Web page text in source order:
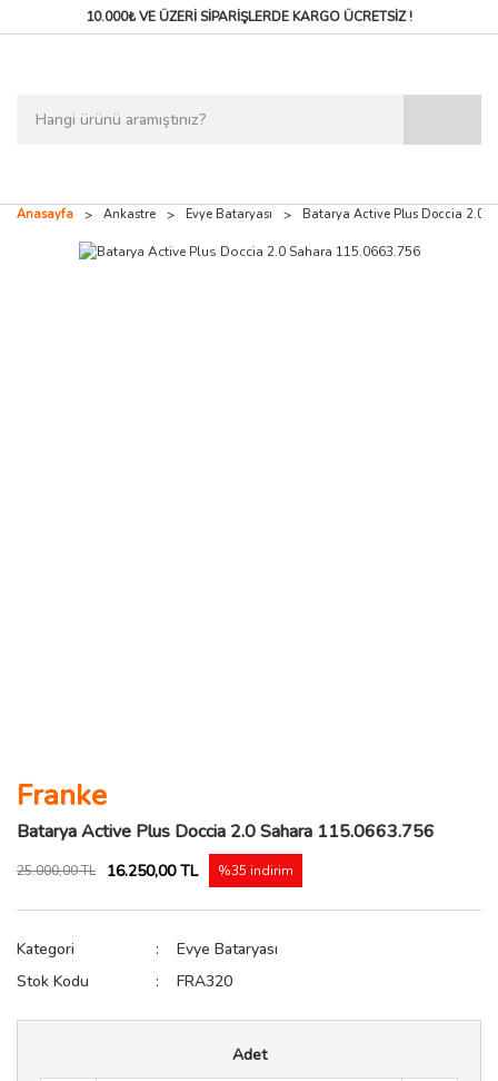
10.000₺ VE ÜZERİ SİPARİŞLERDEKARGO ÜCRETSİZ !
Anasayfa Ankastre Evye Bataryası Batarya Active Plus Doccia 2.0
Franke
Batarya Active Plus Doccia 2.0 Sahara 115.0663.756
25.000,00 TL 16.250,00 TL %35 indirim
Kategori
Evye Bataryası
Stok Kodu
FRA320
Adet